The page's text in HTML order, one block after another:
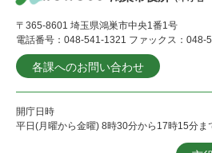
〒365-8601 埼玉県鴻巣市中央1番1号
電話番号：048-541-1321 ファックス：048-
各課へのお問い合わせ
開庁日時
平日(月曜から金曜) 8時30分から17時15分ま